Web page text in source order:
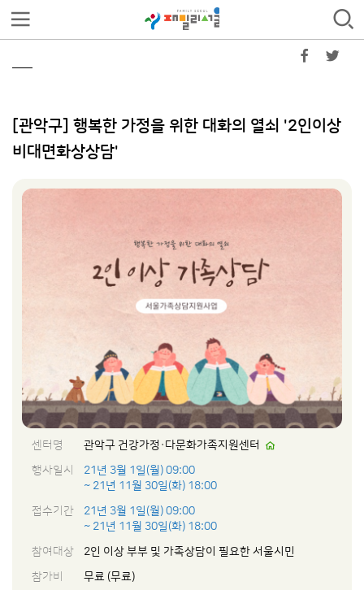
[관악구] 행복한 가정을 위한 대화의 열쇠 '2인이상
비대면화상상담'
센터명
관악구 건강가정·다문화가족지원센터
행사일시
21년 3월 1일(월) 09:00
~ 21년 11월 30일(화) 18:00
접수기간
21년 3월 1일(월) 09:00
~ 21년 11월 30일(화) 18:00
참여대상
2인 이상 부부 및 가족상담이 필요한 서울시민
참가비
무료 (무료)